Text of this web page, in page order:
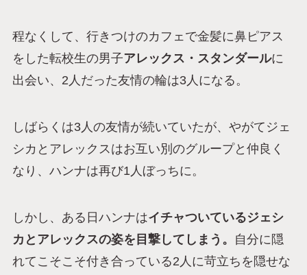
程なくして、行きつけのカフェで金髪に鼻ピアス
をした転校生の男子アレックス・スタンダールに
出会い、2人だった友情の輪は3人になる。
しばらくは3人の友情が続いていたが、やがてジェ
シカとアレックスはお互い別のグループと仲良く
なり、ハンナは再び1人ぼっちに。
しかし、ある日ハンナはイチャついているジェシ
カとアレックスの姿を目撃してしまう。
自分に隠
れてこそこそ付き合っている2人に苛立ちを隠せな